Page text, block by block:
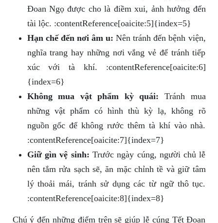
Đoan Ngọ được cho là điềm xui, ảnh hưởng đến
tài lộc. :contentReference[oaicite:5]{index=5}
Hạn chế đến nơi âm u: Nên tránh đến bệnh viện,
nghĩa trang hay những nơi vắng vẻ để tránh tiếp
xúc với tà khí. :contentReference[oaicite:6]
{index=6}
Không mua vật phẩm kỳ quái: Tránh mua
những vật phẩm có hình thù kỳ lạ, không rõ
nguồn gốc để không rước thêm tà khí vào nhà.
:contentReference[oaicite:7]{index=7}
Giữ gìn vệ sinh: Trước ngày cúng, người chủ lễ
nên tắm rửa sạch sẽ, ăn mặc chỉnh tề và giữ tâm
lý thoải mái, tránh sử dụng các từ ngữ thô tục.
:contentReference[oaicite:8]{index=8}
Chú ý đến những điểm trên sẽ giúp lễ cúng Tết Đoan